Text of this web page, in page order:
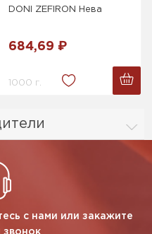
DONI ZEFIRON Нева
684,69 ₽
1000 г.
с нами или закажите
звонок